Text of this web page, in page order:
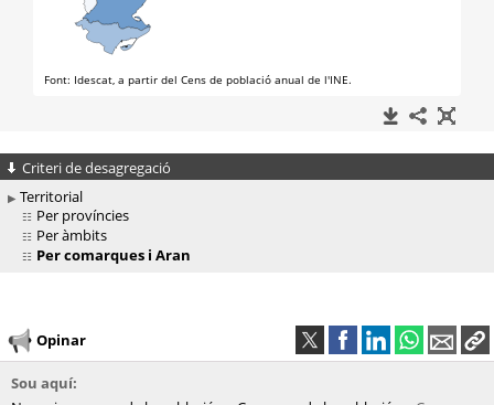
Criteri de desagregació
Territorial
Per províncies
Per àmbits
Per comarques i Aran
Opinar
Sou aquí: